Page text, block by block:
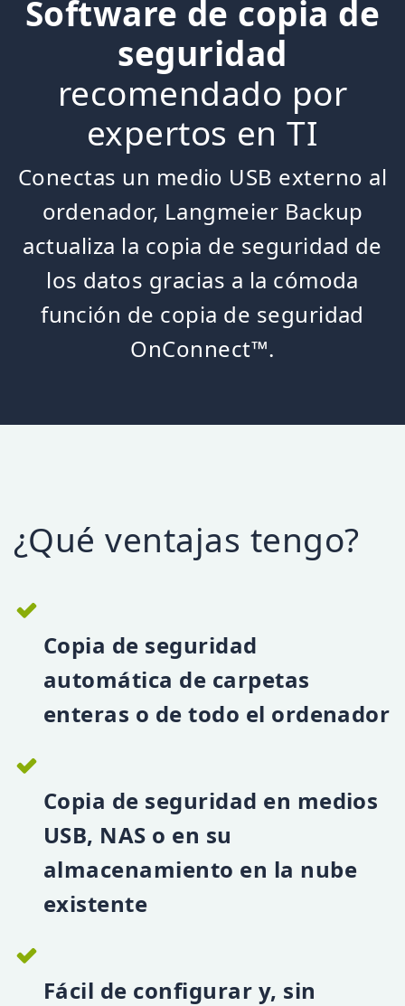
Software de copia de
seguridad
recomendado por
expertos en TI
Conectas un medio USB externo al
ordenador, Langmeier Backup
actualiza la copia de seguridad de
los datos gracias a la cómoda
función de copia de seguridad
OnConnect™.
¿Qué ventajas tengo?
Copia de seguridad
automática de carpetas
enteras o de todo el ordenador
Copia de seguridad en medios
USB, NAS o en su
almacenamiento en la nube
existente
Fácil de configurar y, sin